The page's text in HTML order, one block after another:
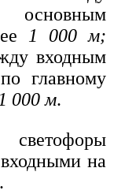
основным
1 000 м;
входным
главному
000 м.
на
.